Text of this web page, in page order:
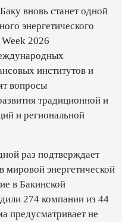
вновь станет одной
энергетического
2026
институтов и
вопросы
традиционной и
и региональной
раз подтверждает
энергетической
в Бакинской
274 компании из 44
предусматривает не